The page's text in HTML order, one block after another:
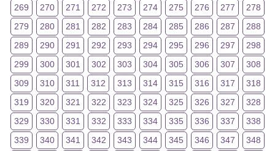
269
270 271 272 273 274 275 276 277
278
279
280 281 282 283 284 285 286 287
288
289
290 291 292 293 294 295 296 297
298
299
300 301 302 303 304 305 306 307
308
309
310 311 312 313 314 315 316 317
318
319
320 321 322 323 324 325 326 327
328
329
330 331 332 333 334 335 336 337
338
339
340 341 342 343 344 345 346 347
348